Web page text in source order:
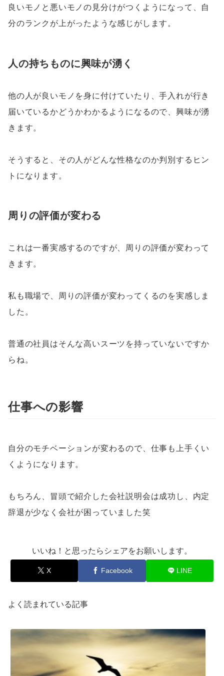
良いモノと悪いモノの見分けがつくようになって、自
分のランクが上がったような感じがします。
人の持ちものに興味が湧く
他の人が良いモノを身に付けていたり、手入れが行き
届いているかどうかわかるようになるので、興味が湧
きます。
そうすると、その人がどんな性格なのか判別するヒン
トになります。
周りの評価が変わる
これは一番実感するのですが、周りの評価が変わって
きます。
私も職場で、周りの評価が変わってくるのを実感しま
した。
普通の社員はそんな高いスーツを持っていないですか
らね。
仕事への影響
自分のモチベーションが変わるので、仕事も上手くい
くようになります。
もちろん、冒頭で紹介した会社説明会は成功し、内定
辞退が少なく会社が困っていました笑
いいね！と思ったらシェアをお願いします。
X Facebook LINE
よく読まれている記事